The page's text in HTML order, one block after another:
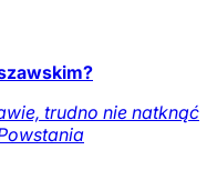
trudno nie natknąć